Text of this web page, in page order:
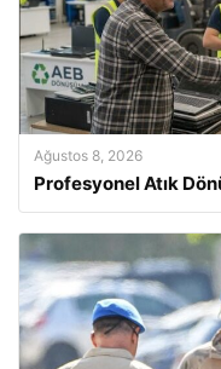
Ağustos 8, 2026
Profesyonel Atık